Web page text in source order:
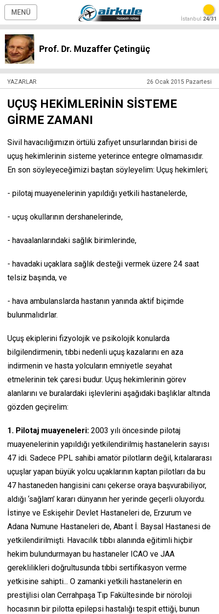
MENÜ
İstanbul 24/31
Prof. Dr. Muzaffer Çetingüç
YAZARLAR 26 Ocak 2015 Pazartesi
UÇUŞ HEKİMLERİNİN SİSTEME
GİRME ZAMANI
Sivil havacılığımızın örtülü zafiyet unsurlarından birisi de
uçuş hekimlerinin sisteme yeterince entegre olmamasıdır.
En son söyleyeceğimizi baştan söyleyelim: Uçuş hekimleri;
- pilotaj muayenelerinin yapıldığı yetkili hastanelerde,
- uçuş okullarının dershanelerinde,
- havaalanlarındaki sağlık birimlerinde,
- havadaki uçaklara sağlık desteği vermek üzere 24 saat
telsiz başında, ve
- hava ambulanslarda hastanın yanında aktif biçimde
bulunmalıdırlar.
Uçuş ekiplerini fizyolojik ve psikolojik konularda
bilgilendirmenin, tıbbi nedenli uçuş kazalarını en aza
indirmenin ve hasta yolcuların emniyetle seyahat
etmelerinin tek çaresi budur. Uçuş hekimlerinin görev
alanlarını ve buralardaki işlevlerini aşağıdaki başlıklar altında
gözden geçirelim:
1. Pilotaj muayeneleri: 2003 yılı öncesinde pilotaj
muayenelerinin yapıldığı yetkilendirilmiş hastanelerin sayısı
47 idi. Sadece PPL sahibi amatör pilotların değil, kıtalararası
uçuşlar yapan büyük yolcu uçaklarının kaptan pilotları da bu
47 hastaneden hangisini canı çekerse oraya başvurabiliyor,
aldığı ‘sağlam’ kararı dünyanın her yerinde geçerli oluyordu.
İstinye ve Eskişehir Devlet Hastaneleri de, Erzurum ve
Adana Numune Hastaneleri de, Abant İ. Baysal Hastanesi de
yetkilendirilmişti. Havacılık tıbbı alanında eğitimli hiçbir
hekim bulundurmayan bu hastaneler ICAO ve JAA
gereklilikleri doğrultusunda tıbbi sertifikasyon verme
yetkisine sahipti... O zamanki yetkili hastanelerin en
prestijlisi olan Cerrahpaşa Tıp Fakültesinde bir nöroloji
hocasının bir pilotta epilepsi hastalığı tespit ettiği, bunun